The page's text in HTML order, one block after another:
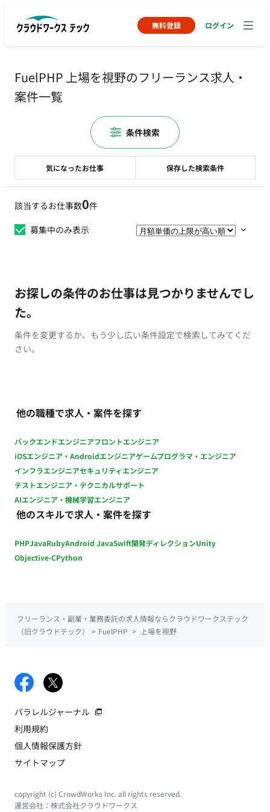
無料登録 ログイン
FuelPHP 上場を視野のフリーランス求人・
案件一覧
該当するお仕事数0件
募集中のみ表示
お探しの条件のお仕事は見つかりませんでし
た。
条件を変更するか、もう少し広い条件設定で検索してみてくだ
さい。
他の職種で求人・案件を探す
バックエンドエンジニアフロントエンジニア
iOSエンジニア・Androidエンジニアゲームプログラマ・エンジニア
インフラエンジニアセキュリティエンジニア
テストエンジニア・テクニカルサポート
AIエンジニア・機械学習エンジニア
他のスキルで求人・案件を探す
PHPJavaRubyAndroid JavaSwift開発ディレクションUnity
Objective-CPython
気になったお仕事 保存した検索条件
条件検索
フリーランス・副業・業務委託の求人情報ならクラウドワークステック
（旧クラウドテック）
> FuelPHP > 上場を視野
パラレルジャーナル
利用規約
個人情報保護方針
サイトマップ
copyright (c) CrowdWorks Inc. all rights reserved.
運営会社： 株式会社クラウドワークス